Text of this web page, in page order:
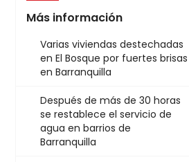
Más información
Varias viviendas destechadas
en El Bosque por fuertes brisas
en Barranquilla
Después de más de 30 horas
se restablece el servicio de
agua en barrios de
Barranquilla